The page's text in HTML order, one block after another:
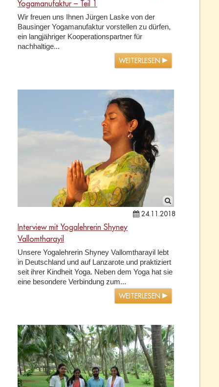
Yogamanufaktur – Teil 1
Wir freuen uns Ihnen Jürgen Laske von der
Bausinger Yogamanufaktur vorstellen zu dürfen,
ein langjähriger Kooperationspartner für
nachhaltige...
WEITERLESEN
24.11.2018
Interview mit Yogalehrerin Shyney
Vallomtharayil
Unsere Yogalehrerin Shyney Vallomtharayil lebt
in Deutschland und auf Lanzarote und praktiziert
seit ihrer Kindheit Yoga. Neben dem Yoga hat sie
eine besondere Verbindung zum...
WEITERLESEN